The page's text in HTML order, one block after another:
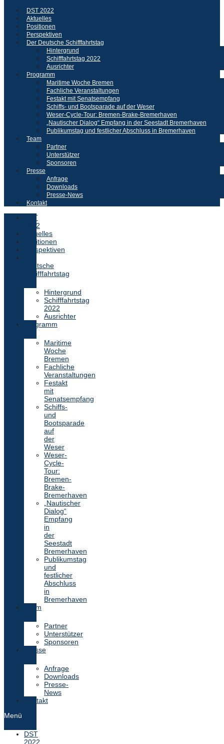
DST 2022
Aktuelles
Positionen
Perspektiven
Der Deutsche Schifffahrtstag
Hintergrund
Schifffahrtstag 2022
Ausrichter
Programm
Maritime Woche Bremen
Fachliche Veranstaltungen
Festakt mit Senatsempfang
Schiffs- und Bootsparade auf der Weser
Weser-Cycle-Tour: Bremen-Brake-Bremerhaven
„Nautischer Dialog“ Empfang in der Seestadt Bremerhaven
Publikumstag und festlicher Abschluss in Bremerhaven
Team
Partner
Unterstützer
Sponsoren
Presse
Anfrage
Downloads
Presse-News
Kontakt
DST
2022
Aktuelles
Positionen
Perspektiven
Deutsche
Schifffahrtstag
Hintergrund
Schifffahrtstag
2022
Ausrichter
Programm
Maritime
Woche
Bremen
Fachliche
Veranstaltungen
Festakt
mit
Senatsempfang
Schiffs-
und
Bootsparade
auf
der
Weser
Weser-
Cycle-
Tour:
Bremen-
Brake-
Bremerhaven
„Nautischer
Dialog“
Empfang
in
der
Seestadt
Bremerhaven
Publikumstag
und
festlicher
Abschluss
in
Bremerhaven
Team
Partner
Unterstützer
Sponsoren
Presse
Anfrage
Downloads
Presse-
News
Kontakt
Menü
DST
2022